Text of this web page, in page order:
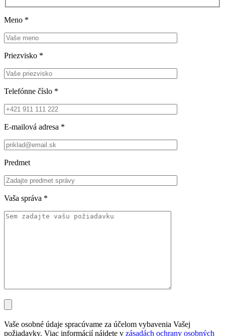
Meno *
Priezvisko *
Telefónne číslo *
E-mailová adresa *
Predmet
Vaša správa *
Vaše osobné údaje spracúvame za účelom vybavenia Vašej
požiadavky. Viac informácií nájdete v zásadách ochrany osobných